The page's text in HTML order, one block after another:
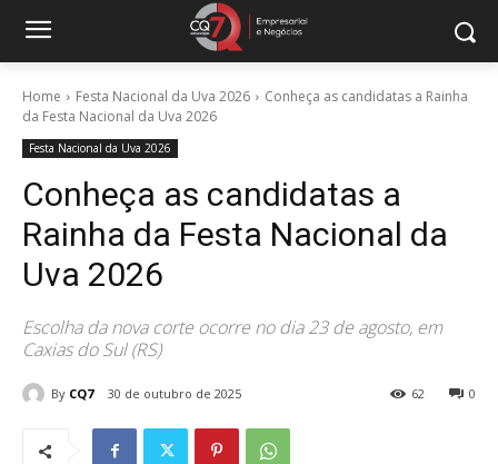
Home Festa Nacional da Uva 2026
Conheça as candidatas a Rainha
da Festa Nacional da Uva 2026
Festa Nacional da Uva 2026
Conheça as candidatas a
Rainha da Festa Nacional da
Uva 2026
Escolha da nova corte ocorre no dia 23 de agosto, em
Caxias do Sul (RS)
By CQ7 30 de outubro de 2025 0
62